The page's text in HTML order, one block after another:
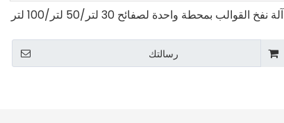
آلة نفخ القوالب بمحطة واحدة لصفائح 30 لتر/50 لتر/100 لتر
رسالتك